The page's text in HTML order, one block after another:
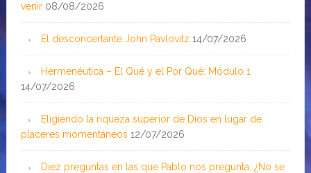
venir 08/08/2026
El desconcertante John Pavlovitz 14/07/2026
Hermenéutica – El Qué y el Por Qué: Módulo 1
14/07/2026
Eligiendo la riqueza superior de Dios en lugar de
placeres momentáneos 12/07/2026
Diez preguntas en las que Pablo nos pregunta: ¿No se